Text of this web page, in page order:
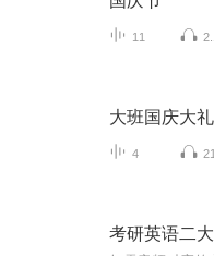
11
大班国庆大
4
考研英语二